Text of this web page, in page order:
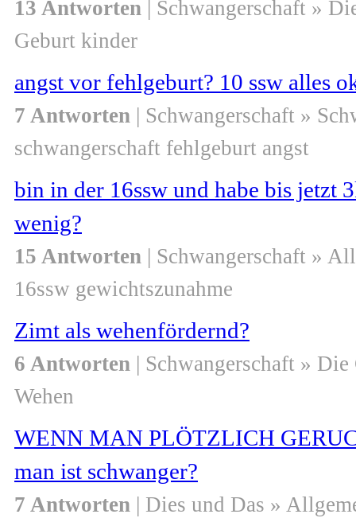
13 Antworten | Schwangerschaft »
Geburt kinder
angst vor fehlgeburt? 10 ssw alles
7 Antworten | Schwangerschaft »
schwangerschaft fehlgeburt angst
bin in der 16ssw und habe bis jetzt
wenig?
15 Antworten | Schwangerschaft »
16ssw gewichtszunahme
Zimt als wehenfördernd?
6 Antworten | Schwangerschaft » Die
Wehen
WENN MAN PLÖTZLICH
man ist schwanger?
7 Antworten | Dies und Das »